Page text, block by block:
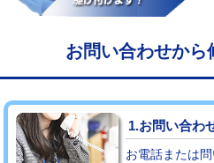
マス交換（土の掘削・埋め戻し作
マス交換（深さ50㎝未満）
マス交換（深さ50㎝以上）
コンクリート斫り（厚さ10㎝まで）
コンクリート斫り（厚さ10㎝超え）
お問い合わせから
1.お問い合わ
お電話または